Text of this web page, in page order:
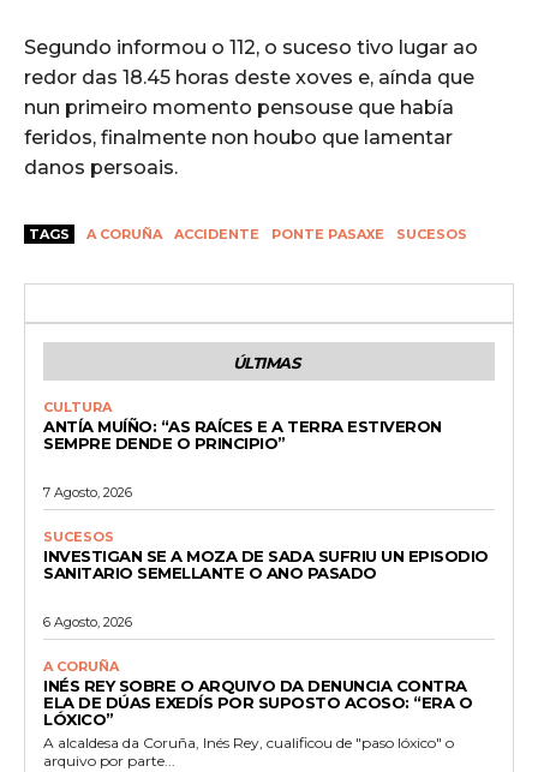
Segundo informou o 112, o suceso tivo lugar ao
redor das 18.45 horas deste xoves e, aínda que
nun primeiro momento pensouse que había
feridos, finalmente non houbo que lamentar
danos persoais.
TAGS A CORUÑA ACCIDENTE PONTE PASAXE SUCESOS
ÚLTIMAS
CULTURA
ANTÍA MUÍÑO: “AS RAÍCES E A TERRA ESTIVERON
SEMPRE DENDE O PRINCIPIO”
7 Agosto, 2026
SUCESOS
INVESTIGAN SE A MOZA DE SADA SUFRIU UN EPISODIO
SANITARIO SEMELLANTE O ANO PASADO
6 Agosto, 2026
A CORUÑA
INÉS REY SOBRE O ARQUIVO DA DENUNCIA CONTRA
ELA DE DÚAS EXEDÍS POR SUPOSTO ACOSO: “ERA O
LÓXICO”
A alcaldesa da Coruña, Inés Rey, cualificou de "paso lóxico" o
arquivo por parte...